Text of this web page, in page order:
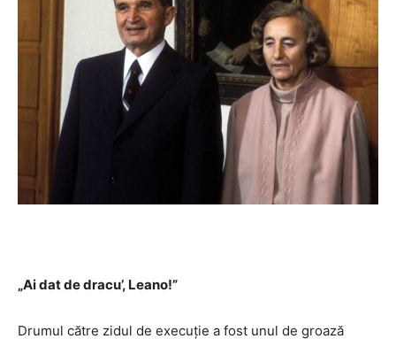
„Ai dat de dracu’, Leano!”
Drumul către zidul de execuţie a fost unul de groază